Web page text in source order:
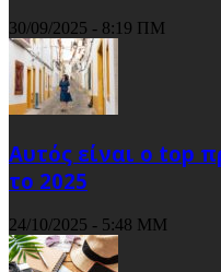
30/09/2025 - 8:19 ΠΜ
Αυτός είναι ο top
το 2025
24/10/2025 - 5:48 ΜΜ